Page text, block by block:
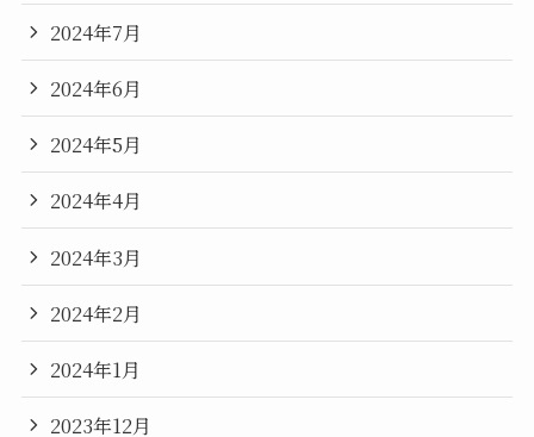
2024年7月
2024年6月
2024年5月
2024年4月
2024年3月
2024年2月
2024年1月
2023年12月